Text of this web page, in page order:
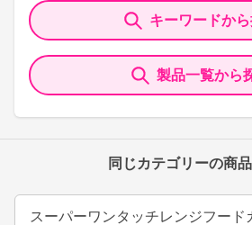
キーワードか
製品一覧から
同じカテゴリーの商
スーパーワンタッチレンジフード